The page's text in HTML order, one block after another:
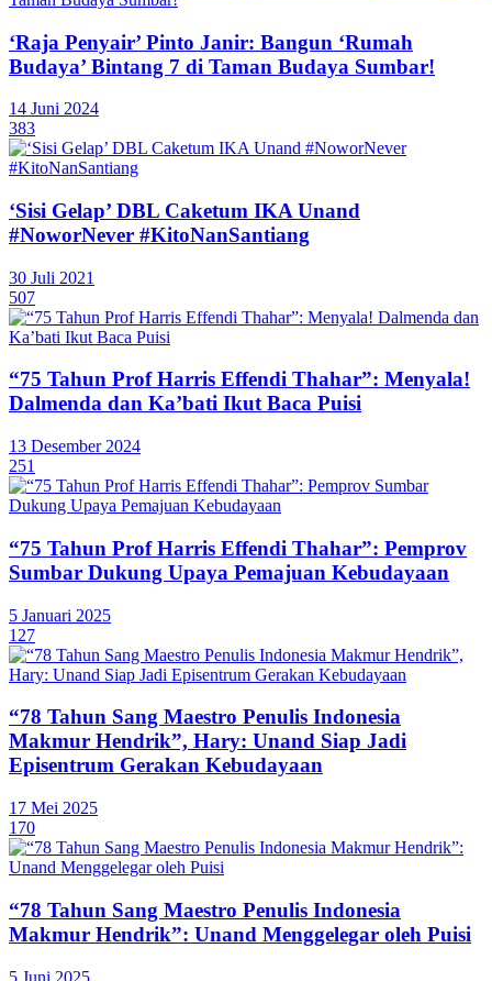
‘Raja Penyair’ Pinto Janir: Bangun ‘Rumah
Budaya’ Bintang 7 di Taman Budaya Sumbar!
14 Juni 2024
383
‘Sisi Gelap’ DBL Caketum IKA Unand
#NoworNever #KitoNanSantiang
30 Juli 2021
507
“75 Tahun Prof Harris Effendi Thahar”: Menyala!
Dalmenda dan Ka’bati Ikut Baca Puisi
13 Desember 2024
251
“75 Tahun Prof Harris Effendi Thahar”: Pemprov
Sumbar Dukung Upaya Pemajuan Kebudayaan
5 Januari 2025
127
“78 Tahun Sang Maestro Penulis Indonesia
Makmur Hendrik”, Hary: Unand Siap Jadi
Episentrum Gerakan Kebudayaan
17 Mei 2025
170
“78 Tahun Sang Maestro Penulis Indonesia
Makmur Hendrik”: Unand Menggelegar oleh Puisi
5 Juni 2025